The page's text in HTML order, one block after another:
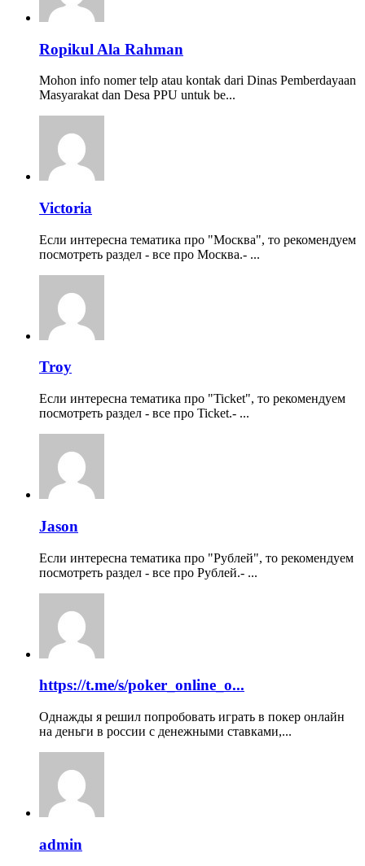
Ropikul Ala Rahman
Mohon info nomer telp atau kontak dari Dinas Pemberdayaan
Masyarakat dan Desa PPU untuk be...
Victoria
Если интересна тематика про "Москва", то рекомендуем
посмотреть раздел - все про Москва.- ...
Troy
Если интересна тематика про "Ticket", то рекомендуем
посмотреть раздел - все про Ticket.- ...
Jason
Если интересна тематика про "Рублей", то рекомендуем
посмотреть раздел - все про Рублей.- ...
https://t.me/s/poker_online_o...
Однажды я решил попробовать играть в покер онлайн
на деньги в россии с денежными ставками,...
admin